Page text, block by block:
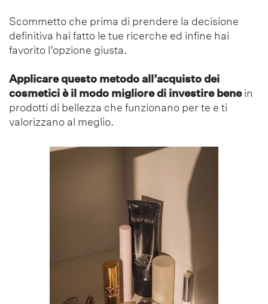
Scommetto che prima di prendere la decisione
definitiva hai fatto le tue ricerche ed infine hai
favorito l’opzione giusta.
Applicare questo metodo all’acquisto dei
cosmetici è il modo migliore di investire benein
prodotti di bellezza che funzionano per te e ti
valorizzano al meglio.